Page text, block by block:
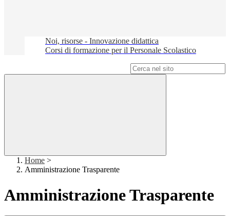
Noi, risorse - Innovazione didattica
Corsi di formazione per il Personale Scolastico
Home >
Amministrazione Trasparente
Amministrazione Trasparente